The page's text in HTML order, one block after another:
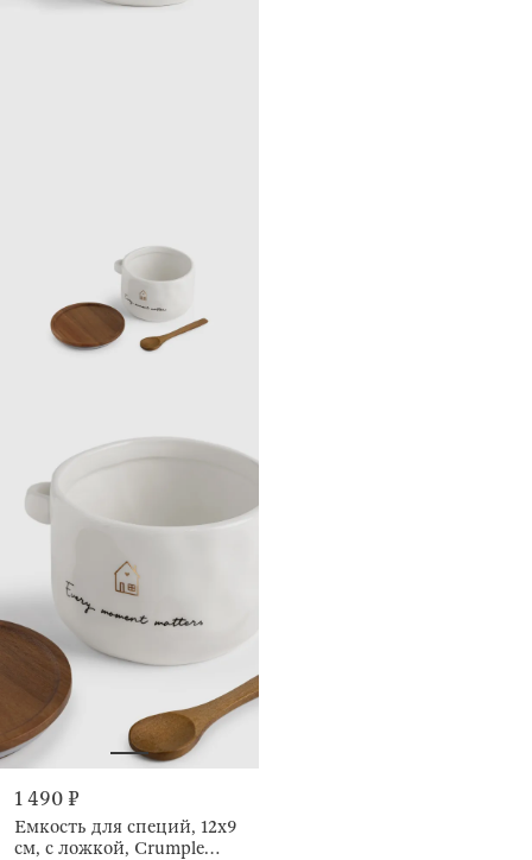
1 490 ₽
Емкость для специй, 12x9
см, с ложкой, Crumple